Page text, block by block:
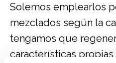
Solemos emplearlos
mezclados según la
tengamos que
características